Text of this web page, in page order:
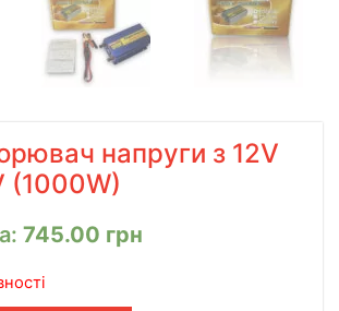
напруги з 12V
(1000W)
745.00 грн